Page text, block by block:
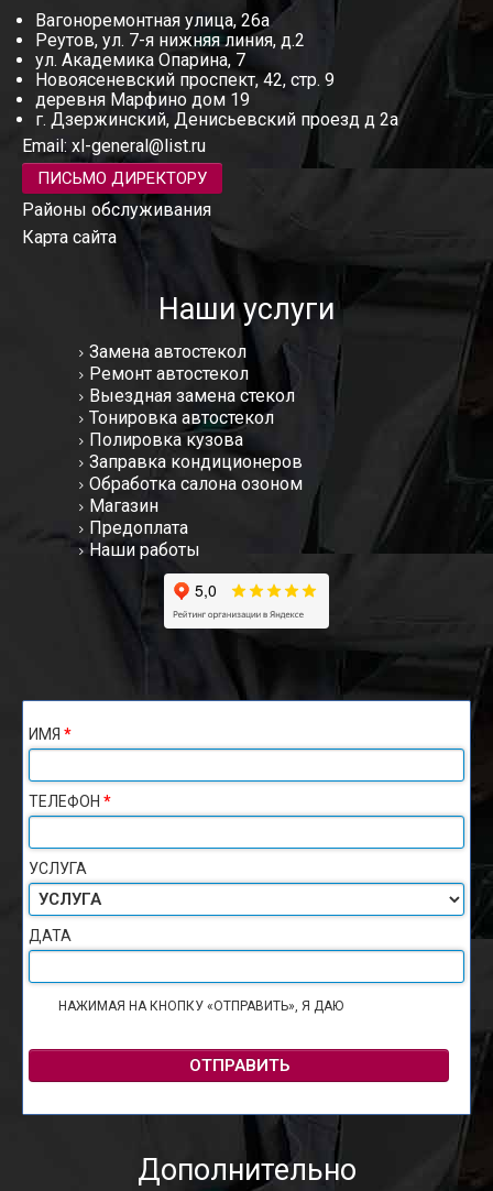
Вагоноремонтная улица, 26а
Реутов, ул. 7-я нижняя линия, д.2
ул. Академика Опарина, 7
Новоясеневский проспект, 42, стр. 9
деревня Марфино дом 19
г. Дзержинский, Денисьевский проезд д 2а
Email: xl-general@list.ru
ПИСЬМО ДИРЕКТОРУ
Районы обслуживания
Карта сайта
Наши услуги
Замена автостекол
Ремонт автостекол
Выездная замена стекол
Тонировка автостекол
Полировка кузова
Заправка кондиционеров
Обработка салона озоном
Магазин
Предоплата
Наши работы
ИМЯ *
ТЕЛЕФОН *
УСЛУГА
ДАТА
НАЖИМАЯ НА КНОПКУ «ОТПРАВИТЬ», Я ДАЮ
ОТПРАВИТЬ
Дополнительно